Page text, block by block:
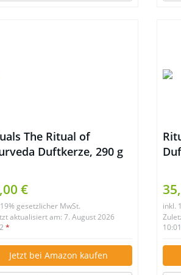
The Ritual of
Duftkerze, 290 g
€
gesetzlicher MwSt.
aktualisiert am: 7. August 2026
*
Jetzt bei Amazon kaufen
inkl.
10:01